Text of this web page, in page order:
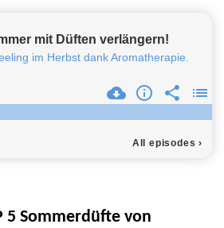
5 Sommerdüfte von